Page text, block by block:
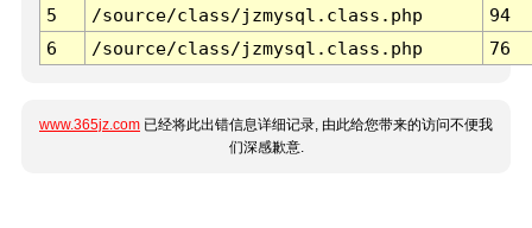
5
/source/class/jzmysql.class.php
94
6
/source/class/jzmysql.class.php 76
www.365jz.com 已经将此出错信息详细记录, 由此给您带来的访问不便我
们深感歉意.